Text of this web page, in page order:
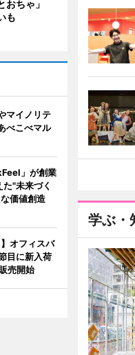
学ぶ・
おちゃ」
も
マイノリテ
べこべマル
」が創業
"未来づく
価値創造
オフィスバ
目に新入荷
売開始